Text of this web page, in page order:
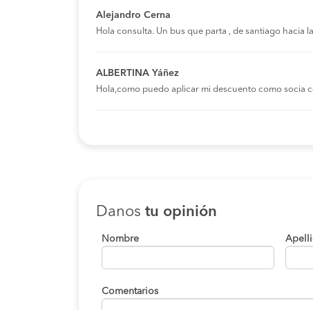
Alejandro Cerna
Hola consulta. Un bus que parta , de santiago hacia
ALBERTINA Yáñez
Hola,como puedo aplicar mi descuento como socia
Danos tu opinión
Nombre
Comentarios